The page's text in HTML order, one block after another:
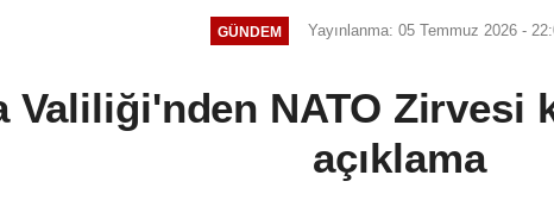
GÜNDEM Yayınlanma: 05 Temmuz 2026 -
Valiliği'nden NATO Zirvesi
açıklama